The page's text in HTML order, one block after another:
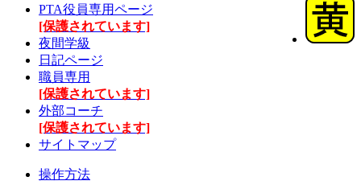
PTA役員専用ページ
[保護されています]
夜間学級
日記ページ
職員専用
[保護されています]
外部コーチ
[保護されています]
サイトマップ
操作方法